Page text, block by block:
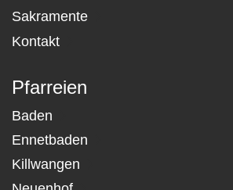
Sakramente
Kontakt
Pfarreien
Baden
Ennetbaden
Killwangen